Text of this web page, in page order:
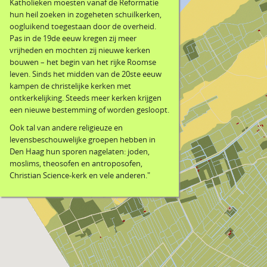
Katholieken moesten vanaf de Reformatie
hun heil zoeken in zogeheten schuilkerken,
oogluikend toegestaan door de overheid.
Pas in de 19de eeuw kregen zij meer
vrijheden en mochten zij nieuwe kerken
bouwen – het begin van het rijke Roomse
leven. Sinds het midden van de 20ste eeuw
kampen de christelijke kerken met
ontkerkelijking. Steeds meer kerken krijgen
een nieuwe bestemming of worden gesloopt.
Ook tal van andere religieuze en
levensbeschouwelijke groepen hebben in
Den Haag hun sporen nagelaten: joden,
moslims, theosofen en antroposofen,
Christian Science-kerk en vele anderen."